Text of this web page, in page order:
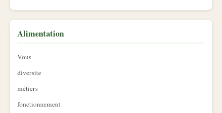
Alimentation
Vous
diversite
métiers
fonctionnement